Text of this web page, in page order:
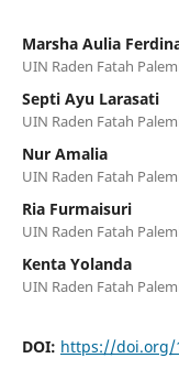
Marsha Aulia
UIN Raden Fatah
Septi Ayu Larasati
UIN Raden Fatah
Nur Amalia
UIN Raden Fatah
Ria Furmaisuri
UIN Raden Fatah
Kenta Yolanda
UIN Raden Fatah
DOI: https://doi.org/